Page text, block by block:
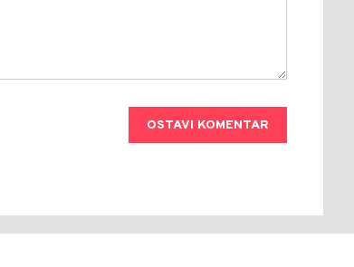
OSTAVI KOMENTAR